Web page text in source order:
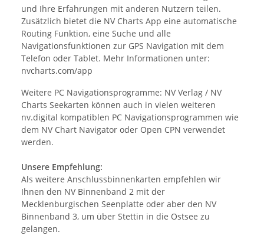
und Ihre Erfahrungen mit anderen Nutzern teilen.
Zusätzlich bietet die NV Charts App eine automatische
Routing Funktion, eine Suche und alle
Navigationsfunktionen zur GPS Navigation mit dem
Telefon oder Tablet. Mehr Informationen unter:
nvcharts.com/app
Weitere PC Navigationsprogramme: NV Verlag / NV
Charts Seekarten können auch in vielen weiteren
nv.digital kompatiblen PC Navigationsprogrammen wie
dem NV Chart Navigator oder Open CPN verwendet
werden.
Unsere Empfehlung:
Als weitere Anschlussbinnenkarten empfehlen wir
Ihnen den NV Binnenband 2 mit der
Mecklenburgischen Seenplatte oder aber den NV
Binnenband 3, um über Stettin in die Ostsee zu
gelangen.